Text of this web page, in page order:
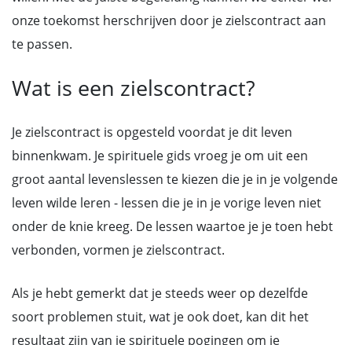
onze toekomst herschrijven door je zielscontract aan
te passen.
Wat is een zielscontract?
Je zielscontract is opgesteld voordat je dit leven
binnenkwam. Je spirituele gids vroeg je om uit een
groot aantal levenslessen te kiezen die je in je volgende
leven wilde leren - lessen die je in je vorige leven niet
onder de knie kreeg. De lessen waartoe je je toen hebt
verbonden, vormen je zielscontract.
Als je hebt gemerkt dat je steeds weer op dezelfde
soort problemen stuit, wat je ook doet, kan dit het
resultaat zijn van je spirituele pogingen om je